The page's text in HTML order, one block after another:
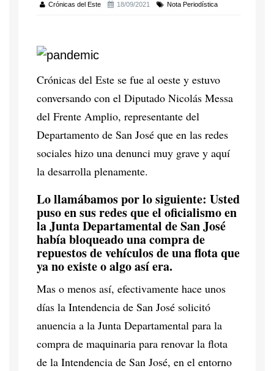
Crónicas del Este 18/09/2021 Nota Periodística
Crónicas del Este se fue al oeste y estuvo
conversando con el Diputado Nicolás Messa
del Frente Amplio, representante del
Departamento de San José que en las redes
sociales hizo una denunci muy grave y aquí
la desarrolla plenamente.
Lo llamábamos por lo siguiente: Usted
puso en sus redes que el oficialismo en
la Junta Departamental de San José
había bloqueado una compra de
repuestos de vehículos de una flota que
ya no existe o algo así era.
Mas o menos así, efectivamente hace unos
días la Intendencia de San José solicitó
anuencia a la Junta Departamental para la
compra de maquinaria para renovar la flota
de la Intendencia de San José, en el entorno